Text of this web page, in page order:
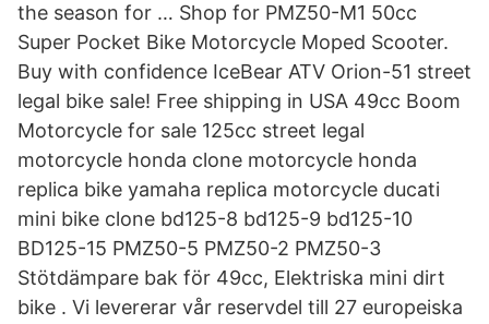
the season for … Shop for PMZ50-M1 50cc
Super Pocket Bike Motorcycle Moped Scooter.
Buy with confidence IceBear ATV Orion-51 street
legal bike sale! Free shipping in USA 49cc Boom
Motorcycle for sale 125cc street legal
motorcycle honda clone motorcycle honda
replica bike yamaha replica motorcycle ducati
mini bike clone bd125-8 bd125-9 bd125-10
BD125-15 PMZ50-5 PMZ50-2 PMZ50-3
Stötdämpare bak för 49cc, Elektriska mini dirt
bike . Vi levererar vår reservdel till 27 europeiska